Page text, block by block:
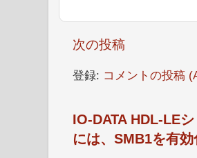
次の投稿
登録: コメントの投稿
IO-DATA HDL-LE
には、SMB1を有効